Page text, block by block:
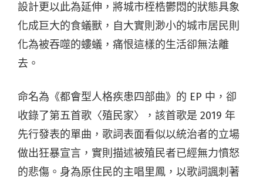
設計更以此為延伸，將城市桎梏鬱悶的狀態具象
化成巨大的食蟻獸，自大實則渺小的城市居民則
化為被吞噬的螻蟻，痛恨這樣的生活卻無法離
去。
命名為《都會型人格疾患四部曲》的 EP 中，卻
收錄了第五首歌〈殖民家〉，該首歌是 2019 年
先行發表的單曲，歌詞表面看似以統治者的立場
做出狂暴宣言，實則描述被殖民者已經無力憤怒
的悲傷。身為原住民的主唱里鳳，以歌詞諷刺著